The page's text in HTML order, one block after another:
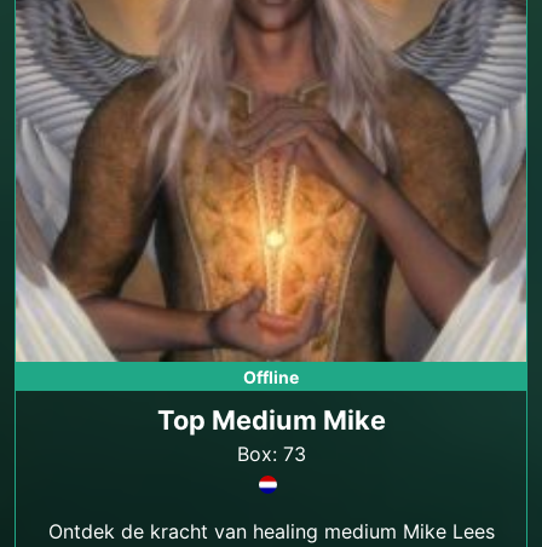
Offline
Top Medium Mike
Box: 73
Ontdek de kracht van healing medium Mike Lees